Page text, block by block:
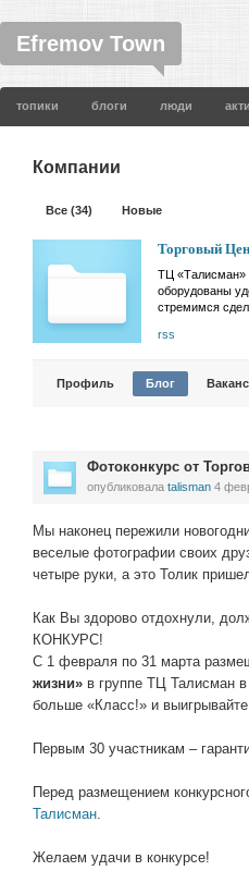
Efremov Town
топики блоги люди
Компании
Все (34) Новые
Торговый
ТЦ «Талисман»
оборудованы
стремимся
rss
Профиль Блог
Фотоконкурс от
опубликовала talisman 4
Мы наконец пережили
веселые фотографии своих
четыре руки, а это Толик
Как Вы здорово отдохнули,
КОНКУРС!
С 1 февраля по 31 марта
жизни» в группе ТЦ Талисман в
больше «Класс!» и
Первым 30 участникам –
Перед размещением
Талисман.
Желаем удачи в конкурсе!